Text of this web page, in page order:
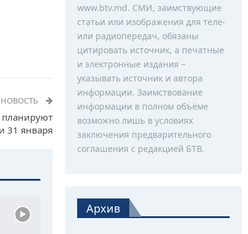
планируют
31 января
www.btv.md. СМИ, заимствующие
статьи или изображения для теле-
или радиопередач, обязаны
цитировать источник, а печатные
и электронные издания –
указывать источник и автора
информации. Заимствование
информации в полном объёме
возможно лишь в условиях
заключения предварительного
соглашения с редакцией БТВ.
Архив